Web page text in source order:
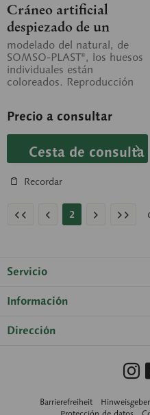
Cráneo artificial
despiezado de un
humano adulto
modelado del natural, de
SOMSO-PLAST®, los huesos
individuales están
coloreados. Reproducción
Precio a consultar
Cesta de consulta
Recordar
2
Servicio
Información
Dirección
Barrierefreiheit